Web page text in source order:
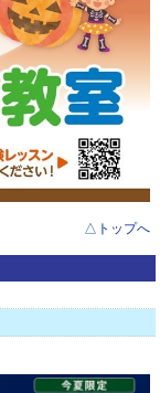
△トップへ